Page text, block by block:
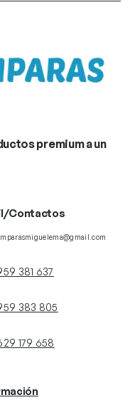
premium a un
Contactos
381 637
383 805
179 658